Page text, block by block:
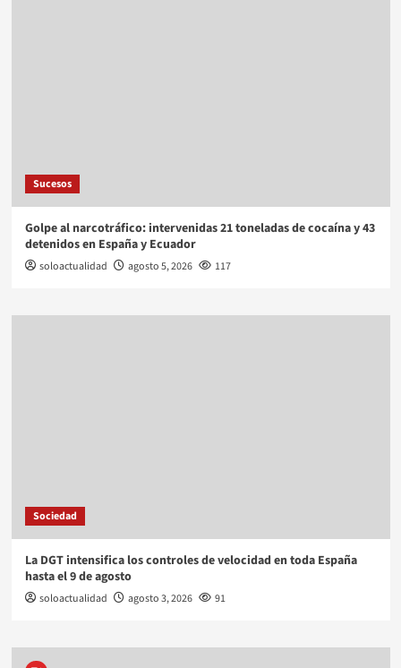
Sucesos
Golpe al narcotráfico: intervenidas 21 toneladas de cocaína y 43
detenidos en España y Ecuador
soloactualidad agosto 5, 2026 117
Sociedad
La DGT intensifica los controles de velocidad en toda España
hasta el 9 de agosto
soloactualidad agosto 3, 2026 91